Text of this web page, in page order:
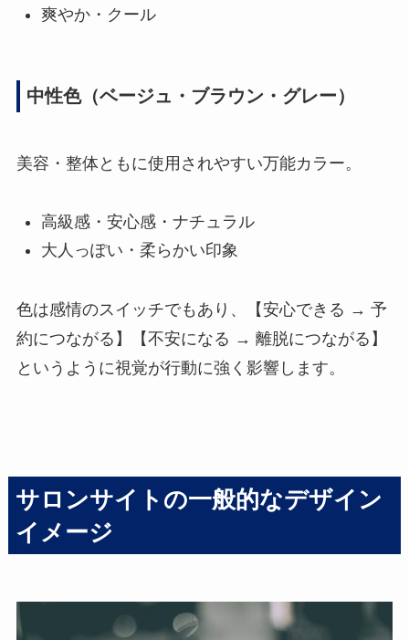
爽やか・クール
中性色（ベージュ・ブラウン・グレー）
美容・整体ともに使用されやすい万能カラー。
高級感・安心感・ナチュラル
大人っぽい・柔らかい印象
色は感情のスイッチでもあり、【安心できる → 予
約につながる】【不安になる → 離脱につながる】
というように視覚が行動に強く影響します。
サロンサイトの一般的なデザイン
イメージ